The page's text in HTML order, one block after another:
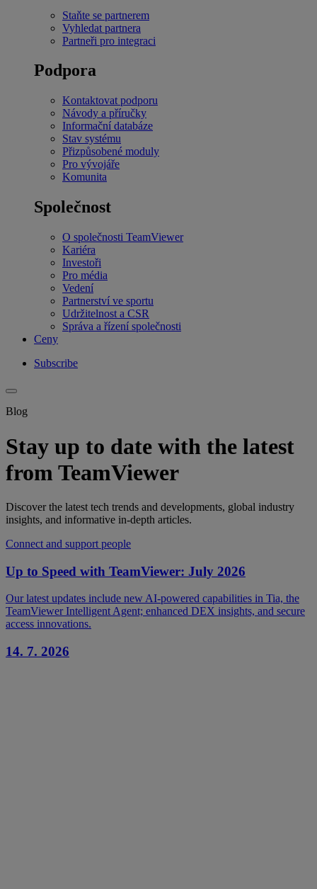
Staňte se partnerem
Vyhledat partnera
Partneři pro integraci
Podpora
Kontaktovat podporu
Návody a příručky
Informační databáze
Stav systému
Přizpůsobené moduly
Pro vývojáře
Komunita
Společnost
O společnosti TeamViewer
Kariéra
Investoři
Pro média
Vedení
Partnerství ve sportu
Udržitelnost a CSR
Správa a řízení společnosti
Ceny
Subscribe
Blog
Stay up to date with the latest
from TeamViewer
Discover the latest tech trends and developments, global industry
insights, and informative in-depth articles.
Connect and support people
Up to Speed with TeamViewer: July 2026
Our latest updates include new AI-powered capabilities in Tia, the
TeamViewer Intelligent Agent; enhanced DEX insights, and secure
access innovations.
14. 7. 2026